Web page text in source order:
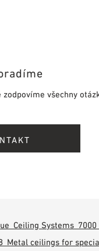
zodpovíme všechny
ceilings for